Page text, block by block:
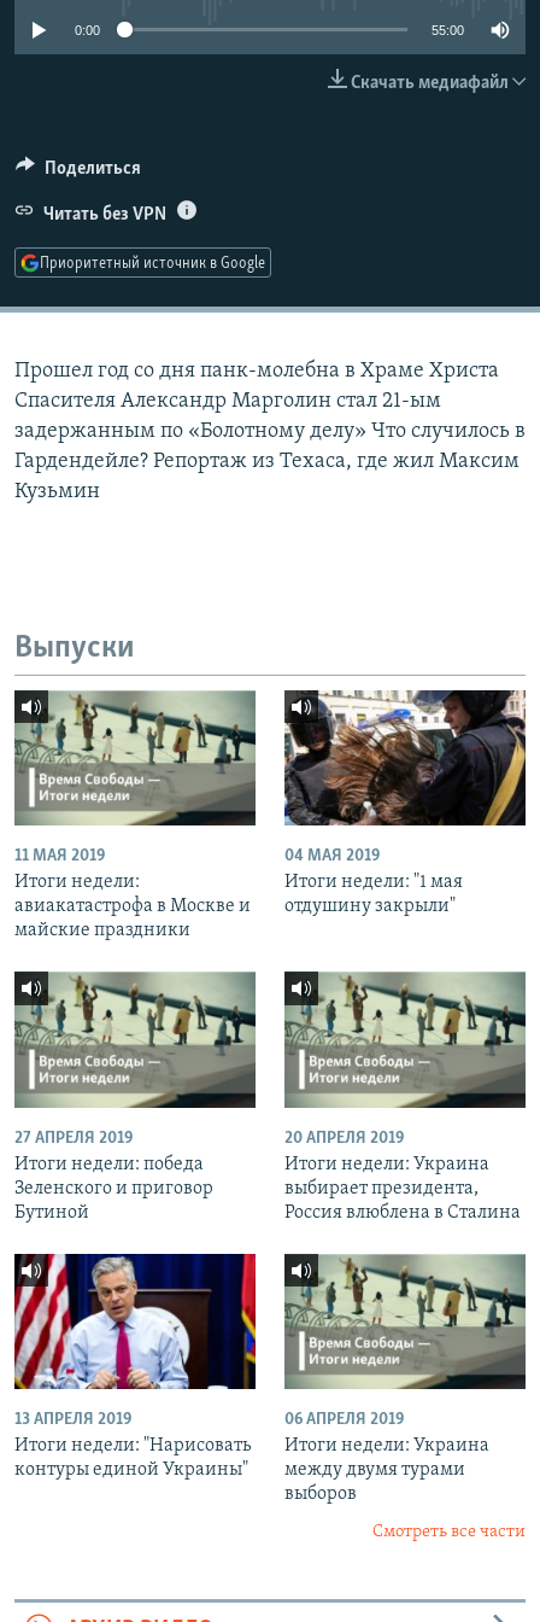
РАСПИСАНИЕ ВЕЩАНИЯ
0:00 55:00
Скачать медиафайл
Поделиться
Читать без VPN
Приоритетный источник в Google
Прошел год со дня панк-молебна в Храме Христа
Спасителя Александр Марголин стал 21-ым
задержанным по «Болотному делу» Что случилось в
Гардендейле? Репортаж из Техаса, где жил Максим
Кузьмин
Выпуски
11 МАЯ 2019
Итоги недели:
авиакатастрофа в Москве и
майские праздники
04 МАЯ 2019
Итоги недели: "1 мая
отдушину закрыли"
27 АПРЕЛЯ 2019
Итоги недели: победа
Зеленского и приговор
Бутиной
20 АПРЕЛЯ 2019
Итоги недели: Украина
выбирает президента,
Россия влюблена в Сталина
13 АПРЕЛЯ 2019
Итоги недели: "Нарисовать
контуры единой Украины"
06 АПРЕЛЯ 2019
Итоги недели: Украина
между двумя турами
выборов
Смотреть все части